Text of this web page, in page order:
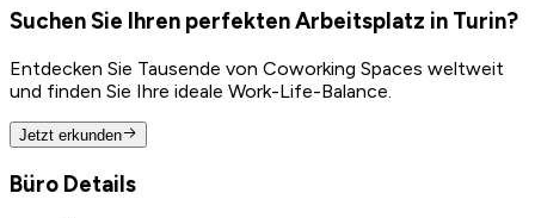
Suchen Sie Ihren perfekten Arbeitsplatz in Turin?
Entdecken Sie Tausende von Coworking Spaces weltweit
und finden Sie Ihre ideale Work-Life-Balance.
Jetzt erkunden
Büro Details